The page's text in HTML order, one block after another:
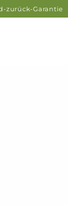
zurück-Garantie